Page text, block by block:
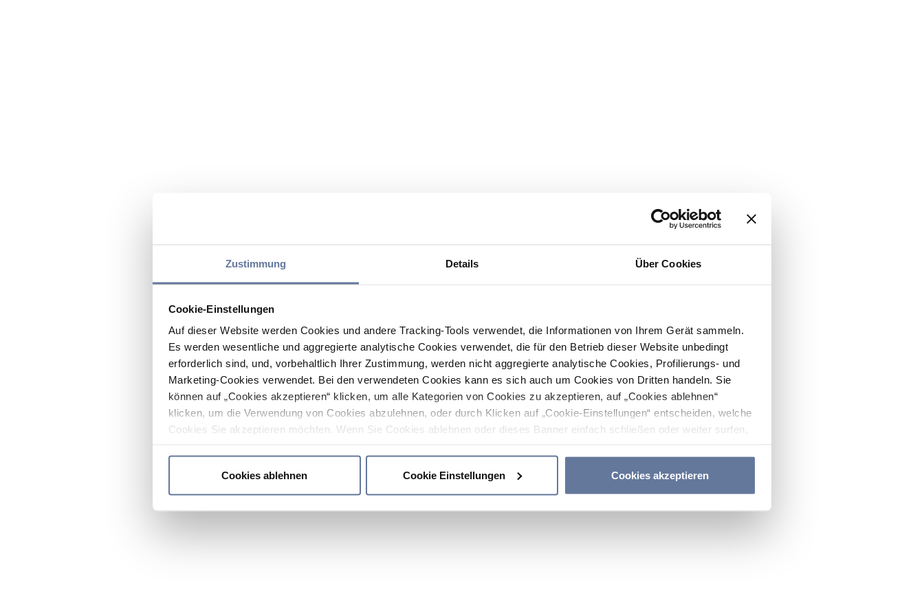
Zustimmung Details Über Cookies
Cookie-Einstellungen
Auf dieser Website werden Cookies und andere Tracking-Tools verwendet, die Informationen von Ihrem Gerät sammeln.
Es werden wesentliche und aggregierte analytische Cookies verwendet, die für den Betrieb dieser Website unbedingt
erforderlich sind, und, vorbehaltlich Ihrer Zustimmung, werden nicht aggregierte analytische Cookies, Profilierungs- und
Marketing-Cookies verwendet. Bei den verwendeten Cookies kann es sich auch um Cookies von Dritten handeln. Sie
können auf „Cookies akzeptieren“ klicken, um alle Kategorien von Cookies zu akzeptieren, auf „Cookies ablehnen“
klicken, um die Verwendung von Cookies abzulehnen, oder durch Klicken auf „Cookie-Einstellungen“ entscheiden, welche
Cookies Sie akzeptieren möchten. Wenn Sie Cookies ablehnen oder dieses Banner einfach schließen oder weiter surfen,
Cookies ablehnen
Cookie Einstellungen Cookies akzeptieren